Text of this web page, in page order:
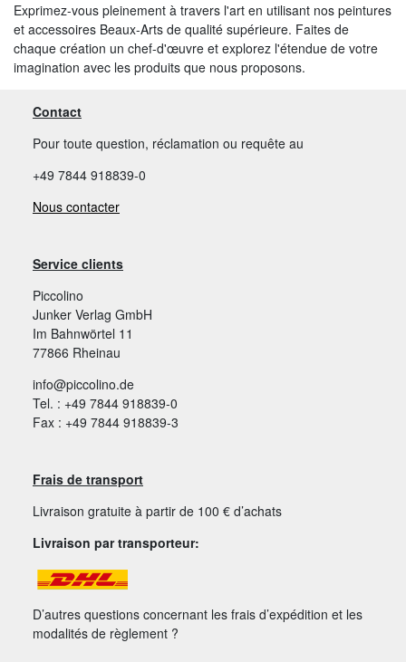
Exprimez-vous pleinement à travers l'art en utilisant nos peintures
et accessoires Beaux-Arts de qualité supérieure. Faites de
chaque création un chef-d'œuvre et explorez l'étendue de votre
imagination avec les produits que nous proposons.
Contact
Pour toute question, réclamation ou requête au
+49 7844 918839-0
Nous contacter
Service clients
Piccolino
Junker Verlag GmbH
Im Bahnwörtel 11
77866 Rheinau
info@piccolino.de
Tel. : +49 7844 918839-0
Fax : +49 7844 918839-3
Frais de transport
Livraison gratuite à partir de 100 € d’achats
Livraison par transporteur:
D’autres questions concernant les frais d’expédition et les
modalités de règlement ?